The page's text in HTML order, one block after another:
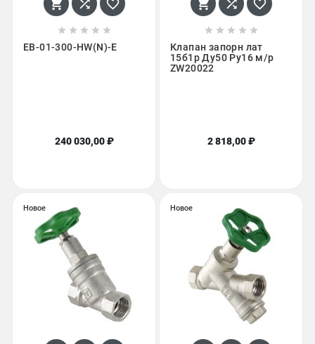
  
    
EB-01-300-HW(N)-E
240 030,00 ₽
  
    
Клапан запорн лат
15б1р Ду50 Ру16 м/р
ZW20022
2 818,00 ₽
Новое Новое